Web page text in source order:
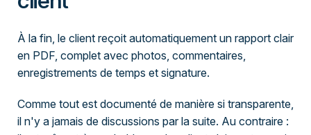
À la fin, le client reçoit automatiquement un rapport clair
en PDF, complet avec photos, commentaires,
enregistrements de temps et signature.
Comme tout est documenté de manière si transparente,
il n'y a jamais de discussions par la suite. Au contraire :